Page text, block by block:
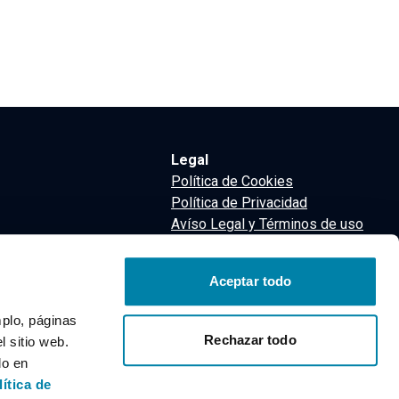
páginas
sitio web.
en
de
Aceptar todo
Rechazar todo
Legal
Política de Cookies
Política de Privacidad
Avíso Legal y Términos de uso